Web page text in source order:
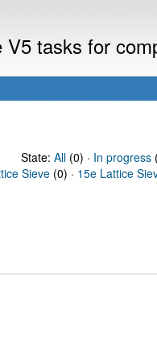
tasks for
State: All(0) · In progress
Sieve (0) · 15e Lattice